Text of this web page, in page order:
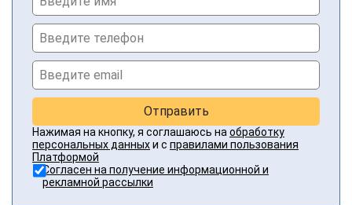
Отправить
Нажимая на кнопку, я соглашаюсь на обработку
персональных данныхи с правилами пользования
Платформой
Согласен на получение информационной и
рекламной рассылки